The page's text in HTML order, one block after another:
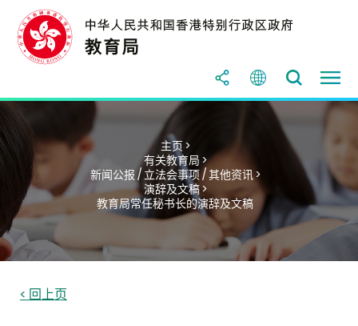
主页 >
有关教育局 >
新闻公报 / 立法会事项 / 其他资讯 >
演辞及文稿 >
教育局常任秘书长的演辞及文稿
< 回上页